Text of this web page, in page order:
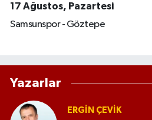
17 Ağustos, Pazartesi
Samsunspor - Göztepe
Yazarlar
ERGIN ÇEVİK